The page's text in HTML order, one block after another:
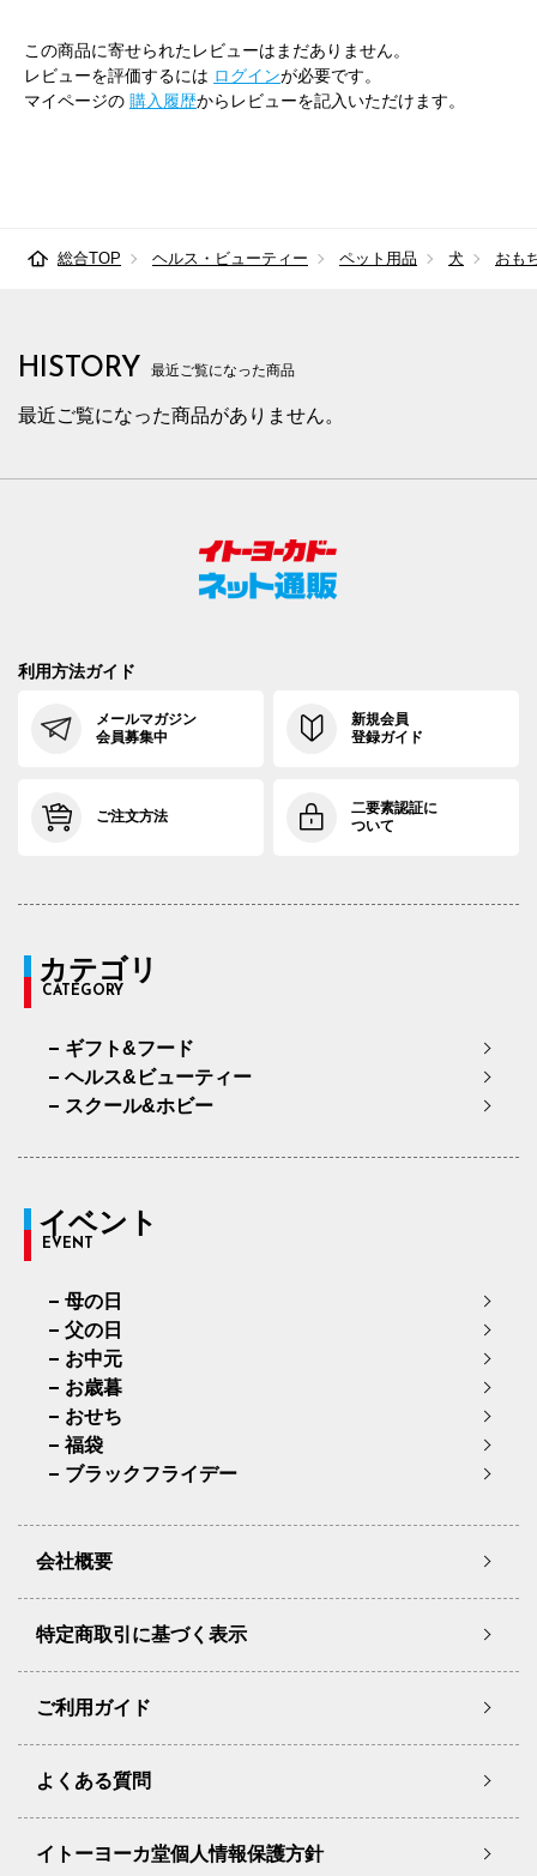
この商品に寄せられたレビューはまだありません。
レビューを評価するには ログインが必要です。
マイページの 購入履歴からレビューを記入いただけます。
総合TOP ヘルス・ビューティー ペット用品 犬 おも
HISTORY 最近ご覧になった商品
最近ご覧になった商品がありません。
利用方法ガイド
メールマガジン
会員募集中
新規会員
登録ガイド
ご注文方法
二要素認証に
ついて
カテゴリ
CATEGORY
ギフト&フード
ヘルス&ビューティー
スクール&ホビー
イベント
EVENT
母の日
父の日
お中元
お歳暮
おせち
福袋
ブラックフライデー
会社概要
特定商取引に基づく表示
ご利用ガイド
よくある質問
イトーヨーカ堂個人情報保護方針